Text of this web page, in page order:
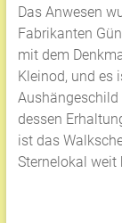
Das Anwesen
Fabrikanten
mit dem
Kleinod, und es
Aushängeschild
dessen
ist das
Sternelokal weit